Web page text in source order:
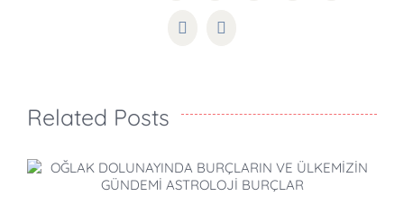
PinterestEmail
Related Posts